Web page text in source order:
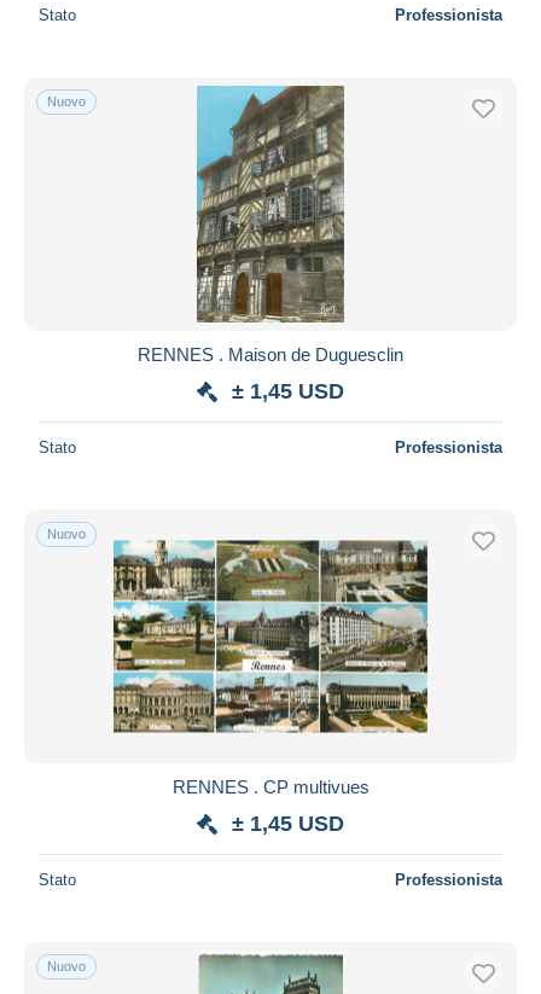
Stato Professionista
Nuovo
RENNES . Maison de Duguesclin
± 1,45 USD
Stato Professionista
Nuovo
RENNES . CP multivues
± 1,45 USD
Stato Professionista
Nuovo